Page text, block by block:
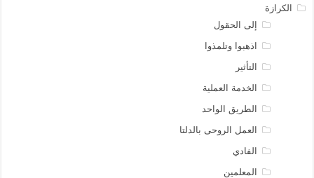
الكرازة
إلى الحقول
اذهبوا وتلمذوا
التأثير
الخدمة العملية
الطريق الواحد
العمل الروحى بالدلتا
الفادي
المعلمين